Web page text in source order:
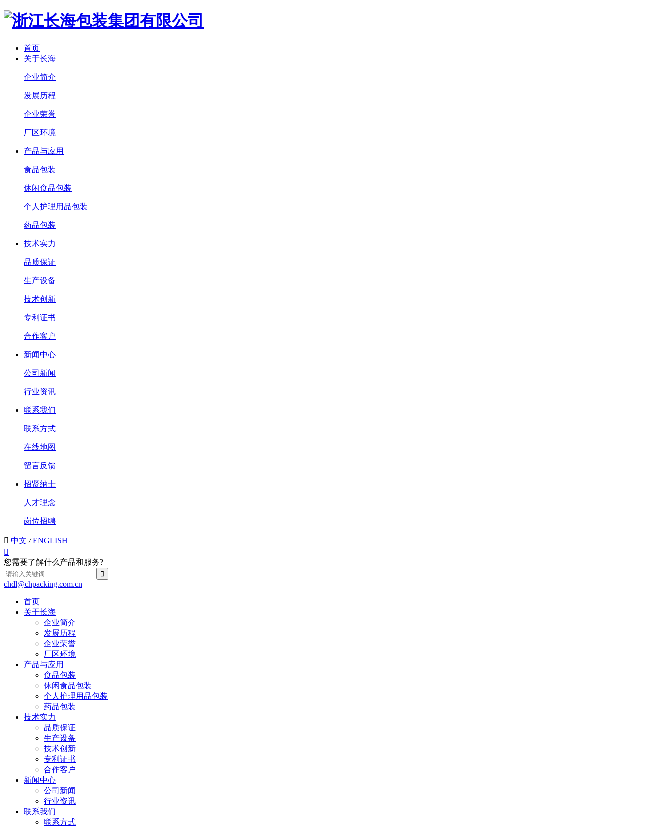
首页
关于长海
企业简介
发展历程
企业荣誉
厂区环境
产品与应用
食品包装
休闲食品包装
个人护理用品包装
药品包装
技术实力
品质保证
生产设备
技术创新
专利证书
合作客户
新闻中心
公司新闻
行业资讯
联系我们
联系方式
在线地图
留言反馈
招贤纳士
人才理念
岗位招聘
 中文 /ENGLISH

您需要了解什么产品和服务?
chdl@chpacking.com.cn
首页
关于长海
企业简介
发展历程
企业荣誉
厂区环境
产品与应用
食品包装
休闲食品包装
个人护理用品包装
药品包装
技术实力
品质保证
生产设备
技术创新
专利证书
合作客户
新闻中心
公司新闻
行业资讯
联系我们
联系方式